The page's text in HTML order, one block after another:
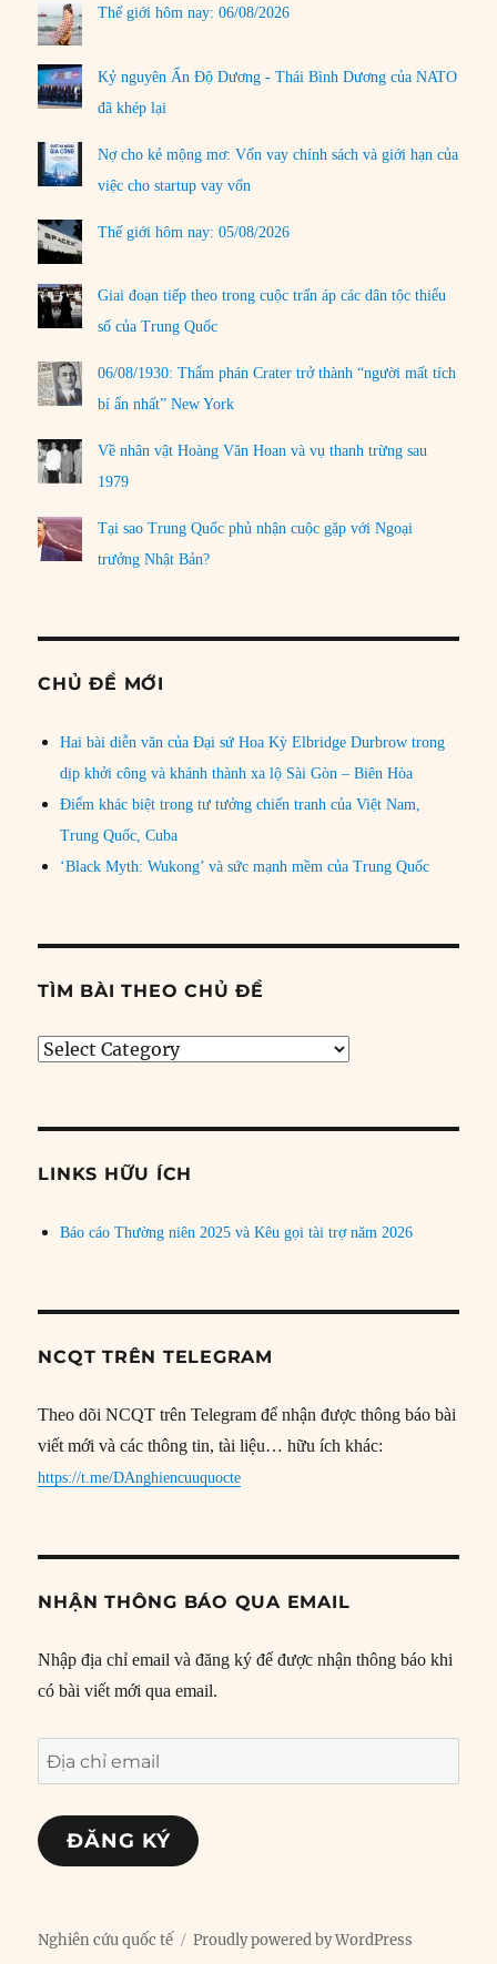
Thế giới hôm nay: 06/08/2026
Kỷ nguyên Ấn Độ Dương - Thái Bình Dương của NATO
đã khép lại
Nợ cho kẻ mộng mơ: Vốn vay chính sách và giới hạn của
việc cho startup vay vốn
Thế giới hôm nay: 05/08/2026
Giai đoạn tiếp theo trong cuộc trấn áp các dân tộc thiểu
số của Trung Quốc
06/08/1930: Thẩm phán Crater trở thành “người mất tích
bí ẩn nhất” New York
Về nhân vật Hoàng Văn Hoan và vụ thanh trừng sau
1979
Tại sao Trung Quốc phủ nhận cuộc gặp với Ngoại
trưởng Nhật Bản?
CHỦ ĐỀ MỚI
Hai bài diễn văn của Đại sứ Hoa Kỳ Elbridge Durbrow trong
dịp khởi công và khánh thành xa lộ Sài Gòn – Biên Hòa
Điểm khác biệt trong tư tưởng chiến tranh của Việt Nam,
Trung Quốc, Cuba
‘Black Myth: Wukong’ và sức mạnh mềm của Trung Quốc
TÌM BÀI THEO CHỦ ĐỀ
Tìm
đề
LINKS HỮU ÍCH
Báo cáo Thường niên 2025 và Kêu gọi tài trợ năm 2026
NCQT TRÊN TELEGRAM
Theo dõi NCQT trên Telegram để nhận được thông báo bài
viết mới và các thông tin, tài liệu… hữu ích khác:
https://t.me/DAnghiencuuquocte
NHẬN THÔNG BÁO QUA EMAIL
Nhập địa chỉ email và đăng ký để được nhận thông báo khi
có bài viết mới qua email.
Địa
chỉ
email
ĐĂNG KÝ
Nghiên cứu quốc tế Proudly powered by WordPress